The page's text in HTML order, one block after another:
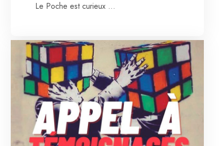
Le Poche est curieux ...